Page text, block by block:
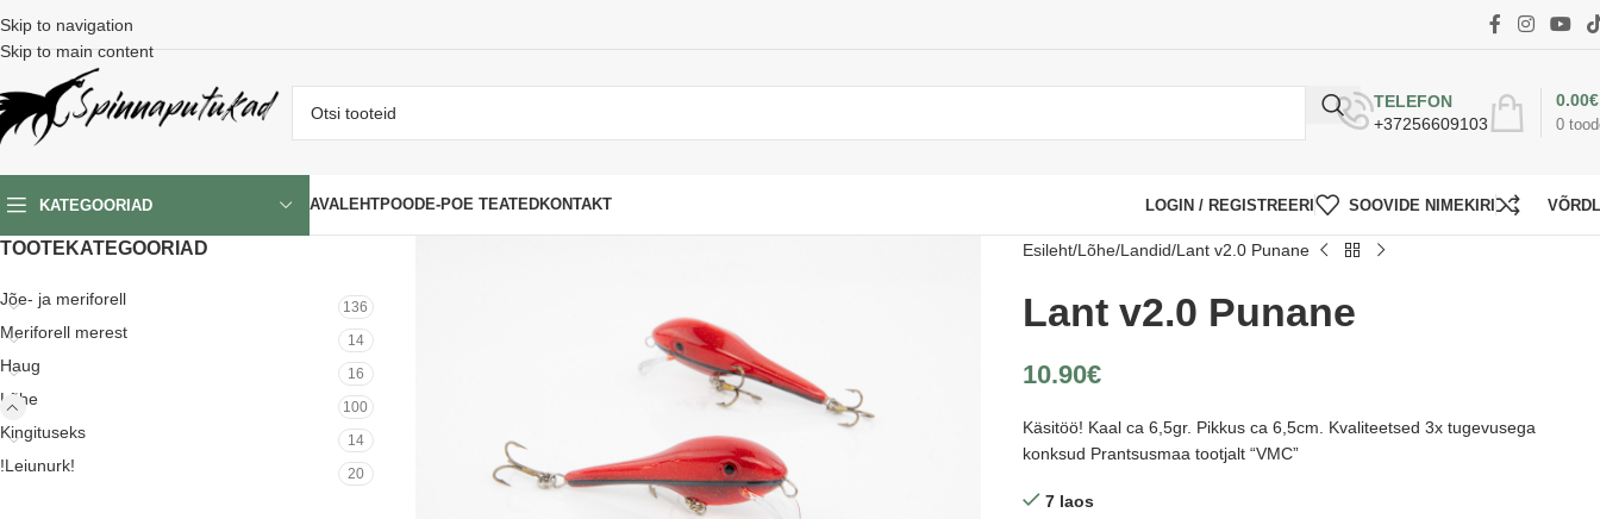
Skip to navigation
Skip to main content
TELEFON
+37256609103
0
0.00€
KATEGOORIAD AVALEHTPOODE-POE TEATEDKONTAKT LOGIN / REGISTREERI SOOVIDE NIMEKIRI
TOOTEKATEGOORIAD
Jõe- ja meriforell 136
Meriforell merest 14
Haug 16
Lõhe 100
Kingituseks 14
!Leiunurk! 20
Esileht Lõhe Landid Lant v2.0 Punane
Lant v2.0 Punane
10.90€
Käsitöö! Kaal ca 6,5gr. Pikkus ca 6,5cm. Kvaliteetsed 3x tugevusega
konksud Prantsusmaa tootjalt “VMC”
7 laos